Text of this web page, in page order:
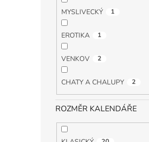
MYSLIVECKÝ 1
EROTIKA 1
VENKOV 2
CHATY A CHALUPY 2
ROZMĚR KALENDÁŘE